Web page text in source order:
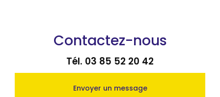
Contactez-nous
Tél. 03 85 52 20 42
Envoyer un message